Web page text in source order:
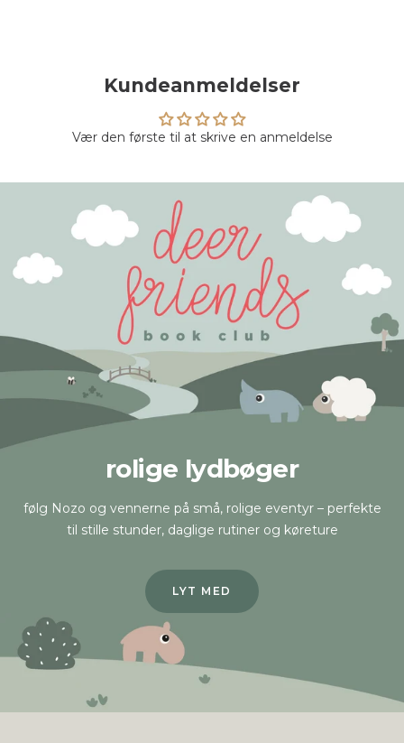
Kundeanmeldelser
Vær den første til at skrive en anmeldelse
rolige lydbøger
følg Nozo og vennerne på små, rolige eventyr – perfekte
til stille stunder, daglige rutiner og køreture
LYT MED